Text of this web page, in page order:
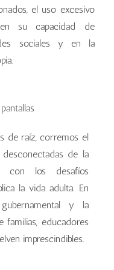
el uso excesivo
su capacidad de
sociales y en la
de raíz, corremos el
de la
con los desafíos
la vida adulta. En
y la
familias, educadores
imprescindibles.